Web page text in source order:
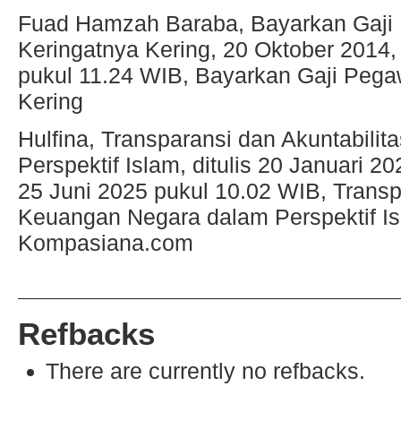
Fuad Hamzah Baraba, Bayarkan
Keringatnya Kering, 20 Oktober
pukul 11.24 WIB, Bayarkan Gaji
Kering
Hulfina, Transparansi dan
Perspektif Islam, ditulis 20 Januari
25 Juni 2025 pukul 10.02 WIB,
Keuangan Negara dalam Perspektif
Kompasiana.com
Refbacks
There are currently no refbacks.